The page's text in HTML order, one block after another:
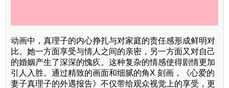
动画中，真理子的内心挣扎与对家庭的责任感形成鲜明对
比。她一方面享受与情人之间的亲密，另一方面又对自己
的婚姻产生了深深的愧疚。这种复杂的情感使得剧情更加
引人入胜。通过精致的画面和细腻的角X 刻画，《心爱的
妻子真理子的外遇报告》不仅带给观众视觉上的享受，更